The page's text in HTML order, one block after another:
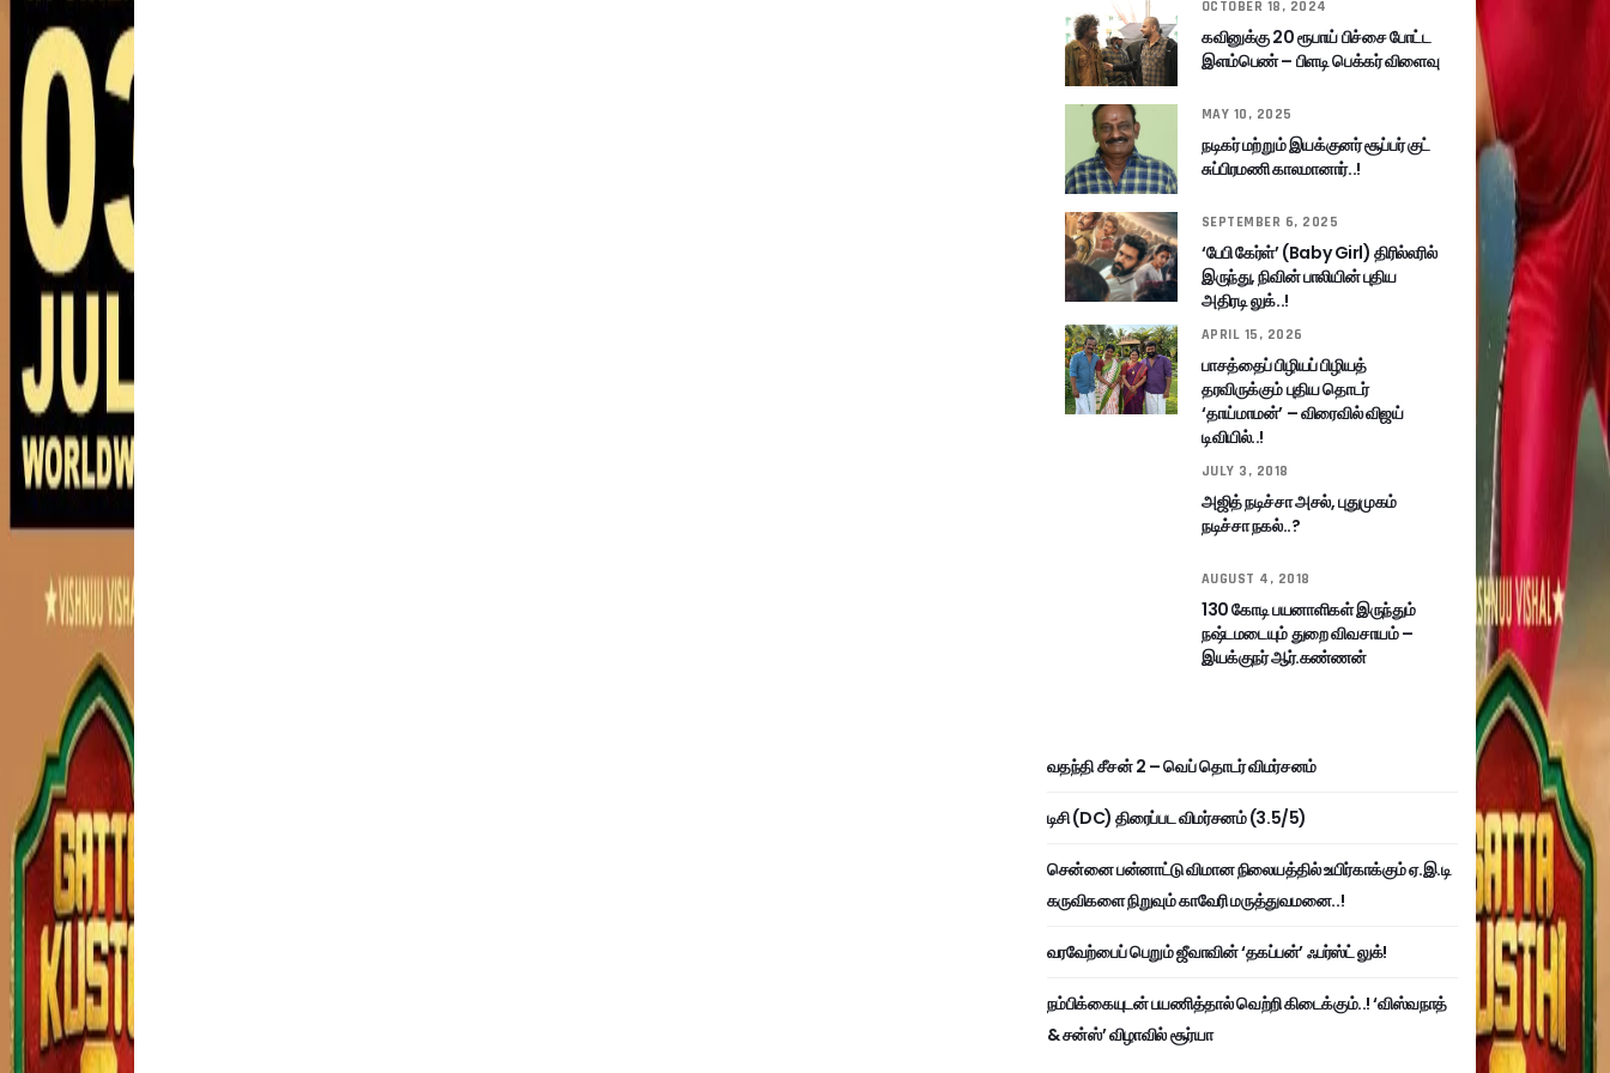
OCTOBER 18, 2024
கவினுக்கு 20 ரூபாய் பிச்சை போட்ட
இளம்பெண் – பிளடி பெக்கர் விளைவு
MAY 10, 2025
நடிகர் மற்றும் இயக்குனர் சூப்பர் குட்
சுப்பிரமணி காலமானார்..!
SEPTEMBER 6, 2025
‘பேபி கேர்ள்’ (Baby Girl) திரில்லரில்
இருந்து, நிவின் பாலியின் புதிய
அதிரடி லுக்..!
APRIL 15, 2026
பாசத்தைப் பிழியப் பிழியத்
தரவிருக்கும் புதிய தொடர்
‘தாய்மாமன்’ – விரைவில் விஜய்
டிவியில்..!
JULY 3, 2018
அஜித் நடிச்சா அசல், புதுமுகம்
நடிச்சா நகல்..?
AUGUST 4, 2018
130 கோடி பயனாளிகள் இருந்தும்
நஷ்டமடையும் துறை விவசாயம் –
இயக்குநர் ஆர்.கண்ணன்
வதந்தி சீசன் 2 – வெப் தொடர் விமர்சனம்
டிசி (DC) திரைப்பட விமர்சனம் (3.5/5)
சென்னை பன்னாட்டு விமான நிலையத்தில் உயிர்காக்கும் ஏ.இ.டி
கருவிகளை நிறுவும் காவேரி மருத்துவமனை..!
வரவேற்பைப் பெறும் ஜீவாவின் ‘தகப்பன்’ ஃபர்ஸ்ட் லுக்!
நம்பிக்கையுடன் பயணித்தால் வெற்றி கிடைக்கும்..! ‘விஸ்வநாத்
& சன்ஸ்’ விழாவில் சூர்யா